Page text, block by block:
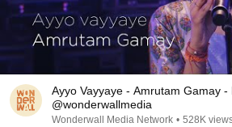
Ayyo Vayyaye - Amrutam Gamay -
@wonderwallmedia
Wonderwall Media Network • 528K